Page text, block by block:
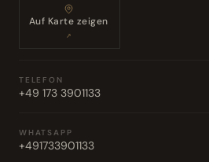
Auf Karte zeigen
↗
TELEFON
+49 173 3901133
WHATSAPP
+491733901133